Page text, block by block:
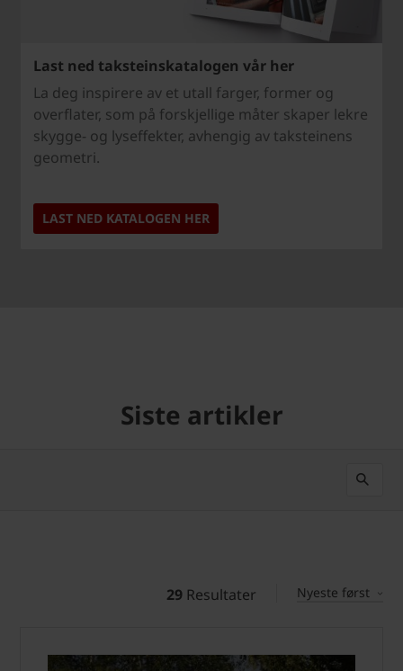
Last ned taksteinskatalogen vår her
La deg inspirere av et utall farger, former og
overflater, som på forskjellige måter skaper lekre
skygge- og lyseffekter, avhengig av taksteinens
geometri.
LAST NED KATALOGEN HER
Siste artikler
29 Resultater Nyeste først